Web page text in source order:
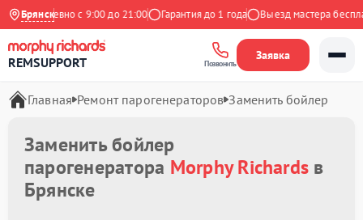
Брянск
Ежедневно с 9:00 до 21:00 Гарантия до 1 года Выезд мастера
REMSUPPORT Позвонить
Заявка
Главная Ремонт парогенераторов Заменить бойлер
Заменить бойлер
парогенератора Morphy Richards в
Брянске